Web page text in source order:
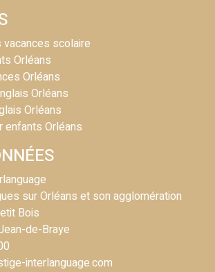
vacances scolaire
Orléans
Orléans
Orléans
Orléans
enfants Orléans
sur Orléans et son agglomération
Bois
de-Braye
interlanguage.com